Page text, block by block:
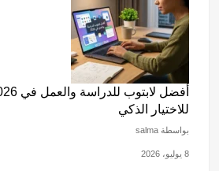
للاختيار الذكي
بواسطة salma
8 يوليو، 2026